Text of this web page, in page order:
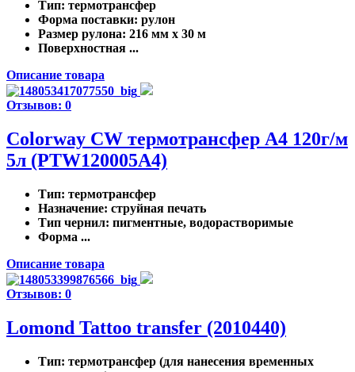
Тип: термотрансфер
Форма поставки: рулон
Размер рулона: 216 мм x 30 м
Поверхностная ...
Описание товара
Отзывов: 0
Colorway CW термотрансфер А4 120г/м
5л (PTW120005A4)
Тип: термотрансфер
Назначение: струйная печать
Тип чернил: пигментные, водорастворимые
Форма ...
Описание товара
Отзывов: 0
Lomond Tattoo transfer (2010440)
Тип: термотрансфер (для нанесения временных